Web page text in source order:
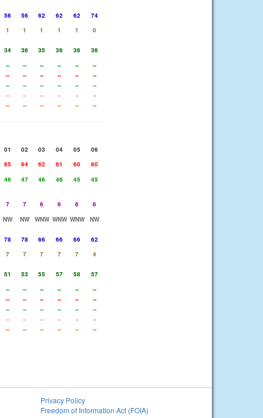
56 56 62 62 62
74
1 1 1 1 1
0
34 36 35 36 36
36
-- -- -- -- --
--
-- -- -- -- --
--
-- -- -- -- --
--
-- -- -- -- --
--
-- -- -- -- -- --
01 02 03 04 05
06
65 64 62 61 60
60
46 47 46 46 45
45
7 7 6 6 6
6
NW NW WNW WNW WNW
NW
78 78 66 66 66
62
7 7 7 7 7
4
51 53 55 57 58
57
-- -- -- -- --
--
-- -- -- -- --
--
-- -- -- -- --
--
-- -- -- -- --
--
-- -- -- -- -- --
Privacy Policy
Freedom of Information Act (FOIA)